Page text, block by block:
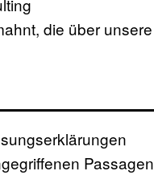
die über unsere
Passagen